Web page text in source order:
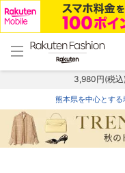
menu home
トップ
3,980円(税込
熊本県を中心とす